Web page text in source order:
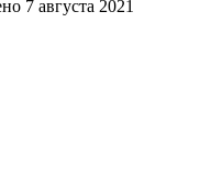
7 августа 2021